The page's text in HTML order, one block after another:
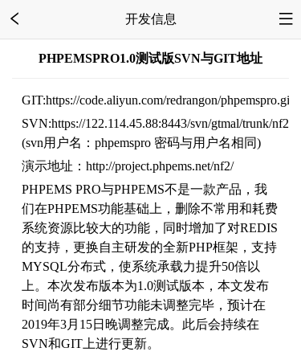
开发信息
PHPEMSPRO1.0测试版SVN与GIT地址
GIT:https://code.aliyun.com/redrangon/phpemspro.git
SVN:https://122.114.45.88:8443/svn/gtmal/trunk/nf2
(svn用户名：phpemspro 密码与用户名相同)
演示地址：http://project.phpems.net/nf2/
PHPEMS PRO与PHPEMS不是一款产品，我
们在PHPEMS功能基础上，删除不常用和耗费
系统资源比较大的功能，同时增加了对REDIS
的支持，更换自主研发的全新PHP框架，支持
MYSQL分布式，使系统承载力提升50倍以
上。本次发布版本为1.0测试版本，本文发布
时间尚有部分细节功能未调整完毕，预计在
2019年3月15日晚调整完成。此后会持续在
SVN和GIT上进行更新。